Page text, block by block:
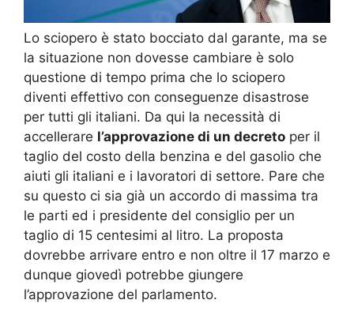
Lo sciopero è stato bocciato dal garante, ma se
la situazione non dovesse cambiare è solo
questione di tempo prima che lo sciopero
diventi effettivo con conseguenze disastrose
per tutti gli italiani. Da qui la necessità di
accellerare l’approvazione di un decreto per il
taglio del costo della benzina e del gasolio che
aiuti gli italiani e i lavoratori di settore. Pare che
su questo ci sia già un accordo di massima tra
le parti ed i presidente del consiglio per un
taglio di 15 centesimi al litro. La proposta
dovrebbe arrivare entro e non oltre il 17 marzo e
dunque giovedì potrebbe giungere
l’approvazione del parlamento.